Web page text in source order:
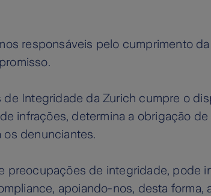
responsáveis pelo cumprimento
Integridade da Zurich cumpre o
infrações, determina a obrigação
denunciantes.
preocupações de integridade, pode
apoiando-nos, desta forma,